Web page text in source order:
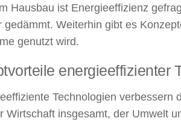
Hausbau ist Energieeffizienz
gedämmt. Weiterhin gibt es
genutzt wird.
energieeffizienter
Technologien verbessern
Wirtschaft insgesamt, der Umwelt